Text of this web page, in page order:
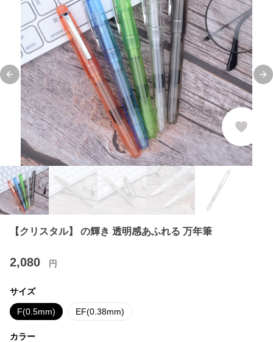
Previous slide
【クリスタル】 の輝き 透明感あふれる 万年筆
2,080 円
サイズ
F(0.5mm) EF(0.38mm)
カラー